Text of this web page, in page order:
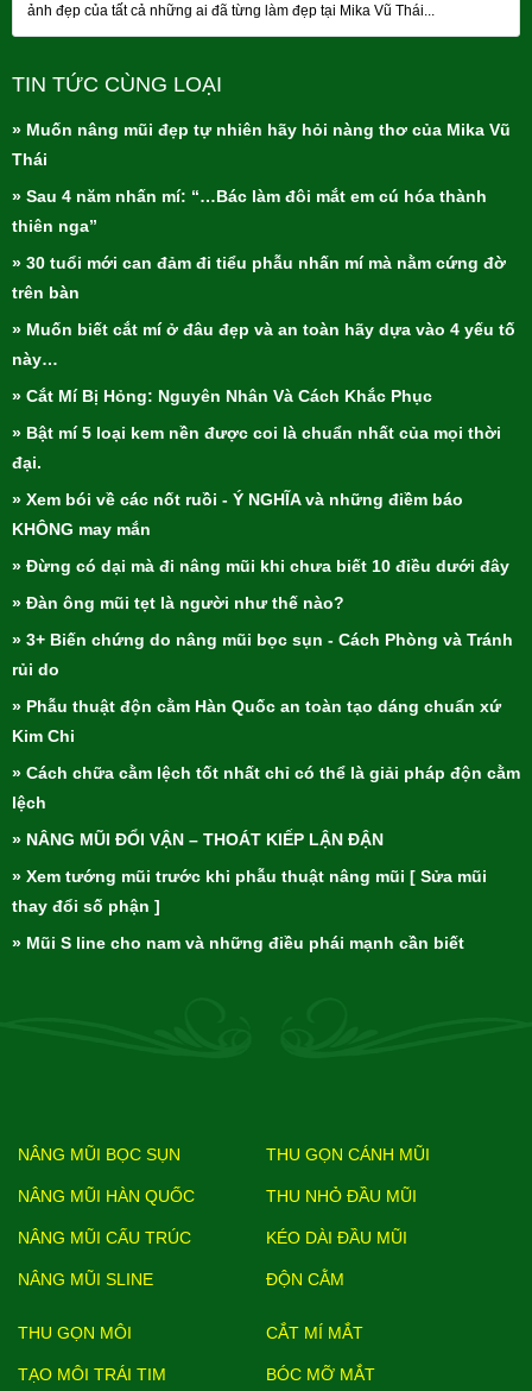
ảnh đẹp của tất cả những ai đã từng làm đẹp tại Mika Vũ Thái...
TIN TỨC CÙNG LOẠI
» Muốn nâng mũi đẹp tự nhiên hãy hỏi nàng thơ của Mika Vũ
Thái
» Sau 4 năm nhấn mí: “…Bác làm đôi mắt em cú hóa thành
thiên nga”
» 30 tuổi mới can đảm đi tiểu phẫu nhấn mí mà nằm cứng đờ
trên bàn
» Muốn biết cắt mí ở đâu đẹp và an toàn hãy dựa vào 4 yếu tố
này…
» Cắt Mí Bị Hỏng: Nguyên Nhân Và Cách Khắc Phục
» Bật mí 5 loại kem nền được coi là chuẩn nhất của mọi thời
đại.
» Xem bói về các nốt ruồi - Ý NGHĨA và những điềm báo
KHÔNG may mắn
» Đừng có dại mà đi nâng mũi khi chưa biết 10 điều dưới đây
» Đàn ông mũi tẹt là người như thế nào?
» 3+ Biến chứng do nâng mũi bọc sụn - Cách Phòng và Tránh
rủi do
» Phẫu thuật độn cằm Hàn Quốc an toàn tạo dáng chuẩn xứ
Kim Chi
» Cách chữa cằm lệch tốt nhất chỉ có thể là giải pháp độn cằm
lệch
» NÂNG MŨI ĐỔI VẬN – THOÁT KIẾP LẬN ĐẬN
» Xem tướng mũi trước khi phẫu thuật nâng mũi [ Sửa mũi
thay đổi số phận ]
» Mũi S line cho nam và những điều phái mạnh cần biết
NÂNG MŨI BỌC SỤN
NÂNG MŨI HÀN QUỐC
NÂNG MŨI CẤU TRÚC
NÂNG MŨI SLINE
THU GỌN CÁNH MŨI
THU NHỎ ĐẦU MŨI
KÉO DÀI ĐẦU MŨI
ĐỘN CẰM
THU GỌN MÔI
TẠO MÔI TRÁI TIM
CẮT MÍ MẮT
BÓC MỠ MẮT